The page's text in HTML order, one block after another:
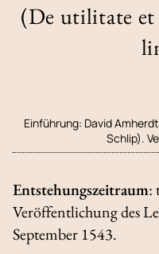
(De utilitate et
Einführung: David
Schlip).
Entstehungszeitraum:
Veröffentlichung des
September 1543.